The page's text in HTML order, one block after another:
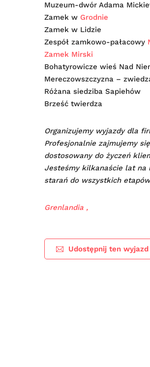
Muzeum-dwór Adama
Zamek w Grodnie
Zamek w Lidzie
Zespół zamkowo-pałacowy
Zamek Mirski
Bohatyrowicze wieś Nad
Mereczowszczyzna –
Różana siedziba Sapiehów
Brześć twierdza
Organizujemy wyjazdy dla
Profesjonalnie zajmujemy
dostosowany do życzeń
Jesteśmy kilkanaście lat na
starań do wszystkich
Grenlandia ,
Udostępnij ten wyjazd